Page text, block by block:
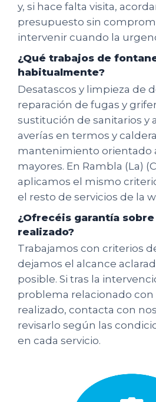
y, si hace falta visita,
presupuesto sin
intervenir cuando la
¿Qué trabajos de
habitualmente?
Desatascos y limpieza de
reparación de fugas y
sustitución de sanitarios y
averías en termos y
mantenimiento orientado
mayores. En Rambla (La)
aplicamos el mismo
el resto de servicios de la
¿Ofrecéis garantía
realizado?
Trabajamos con criterios
dejamos el alcance
posible. Si tras la
problema relacionado con
realizado, contacta con
revisarlo según las
en cada servicio.